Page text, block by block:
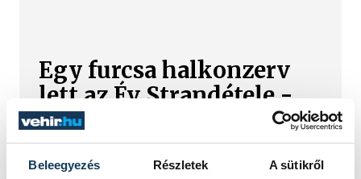
Beleegyezés Részletek A sütikről
Egy furcsa halkonzerv
lett az Év Strandétele -
mutatjuk!
A Balatoni Kör idén tizenkettedik